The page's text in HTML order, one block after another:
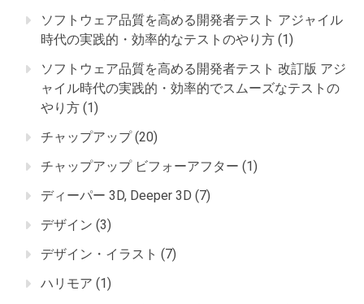
ソフトウェア品質を高める開発者テスト アジャイル
時代の実践的・効率的なテストのやり方 (1)
ソフトウェア品質を高める開発者テスト 改訂版 アジ
ャイル時代の実践的・効率的でスムーズなテストの
やり方 (1)
チャップアップ(20)
チャップアップ ビフォーアフター (1)
ディーパー 3D, Deeper 3D (7)
デザイン (3)
デザイン・イラスト (7)
ハリモア (1)